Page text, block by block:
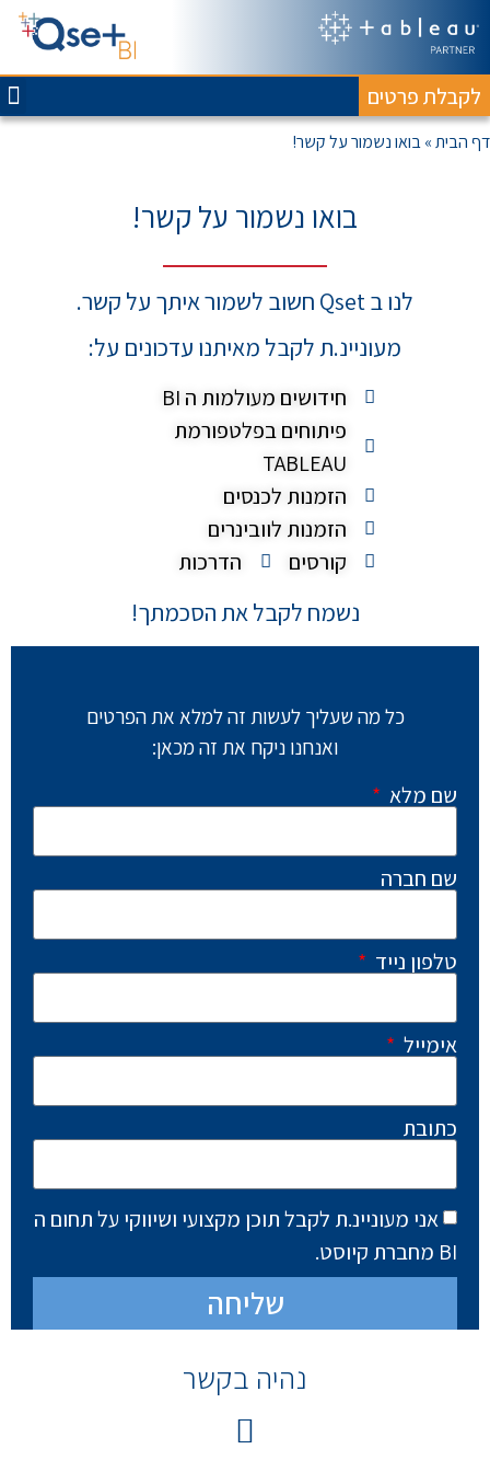
לקבלת פרטים
דף הבית»בואו נשמור על קשר!
בואו נשמור על קשר!
לנו ב Qset חשוב לשמור איתך על קשר.
מעוניינ.ת לקבל מאיתנו עדכונים על:
חידושים מעולמות ה BI
פיתוחים בפלטפורמת
TABLEAU
הזמנות לכנסים
הזמנות לוובינרים
קורסים
הדרכות
נשמח לקבל את הסכמתך!
כל מה שעליך לעשות זה למלא את הפרטים
ואנחנו ניקח את זה מכאן:
שם מלא
שם חברה
טלפון נייד
אימייל
כתובת
אני מעוניינ.ת לקבל תוכן מקצועי ושיווקי על תחום ה
BI מחברת קיוסט.
שליחה
נהיה בקשר